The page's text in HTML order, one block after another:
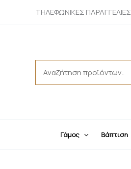
ΤΗΛΕΦΩΝΙΚΕΣ ΠΑΡΑΓΓΕΛΙΕΣ
for:
Γάμος Βάπτιση